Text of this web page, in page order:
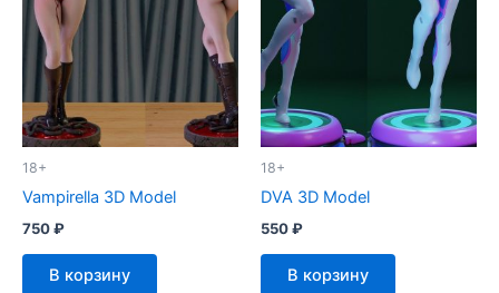
18+
Vampirella 3D Model
750₽
В корзину
18+
DVA 3D Model
550₽
В корзину